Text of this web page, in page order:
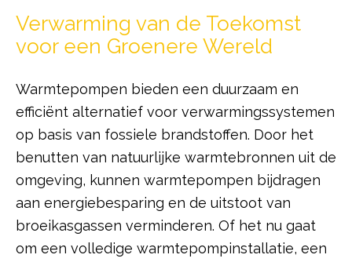
Verwarming van de Toekomst
voor een Groenere Wereld
Warmtepompen bieden een duurzaam en
efficiënt alternatief voor verwarmingssystemen
op basis van fossiele brandstoffen. Door het
benutten van natuurlijke warmtebronnen uit de
omgeving, kunnen warmtepompen bijdragen
aan energiebesparing en de uitstoot van
broeikasgassen verminderen. Of het nu gaat
om een volledige warmtepompinstallatie, een